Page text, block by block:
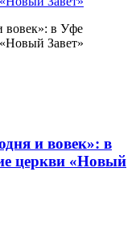
вовек»: в Уфе
Завет»
и вовек»: в
церкви «Новый